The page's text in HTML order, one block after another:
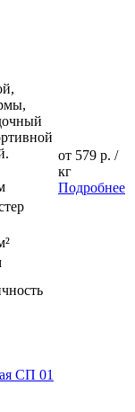
от 579 р. /
кг
Подробнее
СП 01